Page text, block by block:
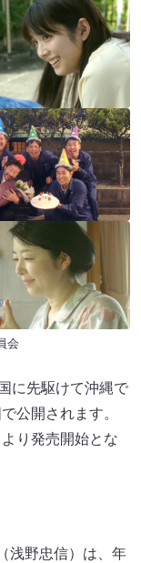
会
に先駆けて沖縄で
公開されます。
り発売開始とな
浅野忠信）は、年